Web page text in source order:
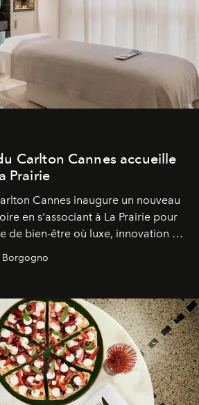
Carlton Cannes accueille
Prairie
Cannes inaugure un nouveau
en s'associant à La Prairie pour
de bien-être où luxe, innovation et
Borgogno